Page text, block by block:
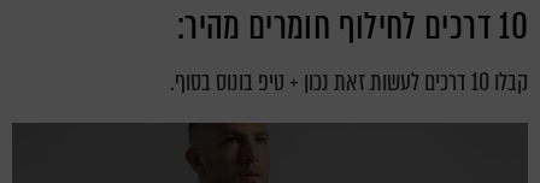
10 דרכים לחילוף חומרים מהיר:
קבלו 10 דרכים לעשות זאת נכון + טיפ בונוס בסוף.